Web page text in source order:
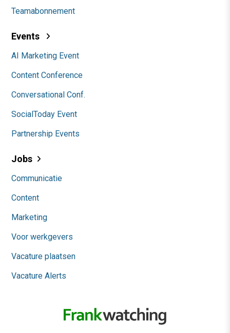
Teamabonnement
Events
AI Marketing Event
Content Conference
Conversational Conf.
SocialToday Event
Partnership Events
Jobs
Communicatie
Content
Marketing
Voor werkgevers
Vacature plaatsen
Vacature Alerts